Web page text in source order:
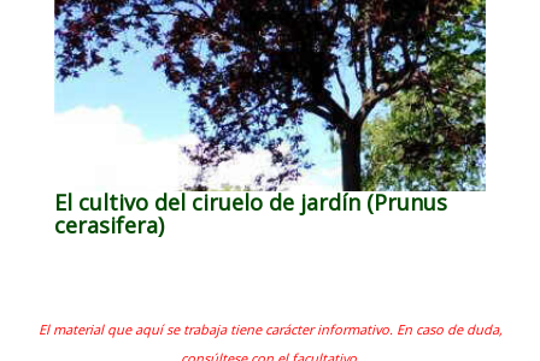
El cultivo del ciruelo de jardín (Prunus
cerasifera)
El material que aquí se trabaja tiene carácter informativo. En caso de duda,